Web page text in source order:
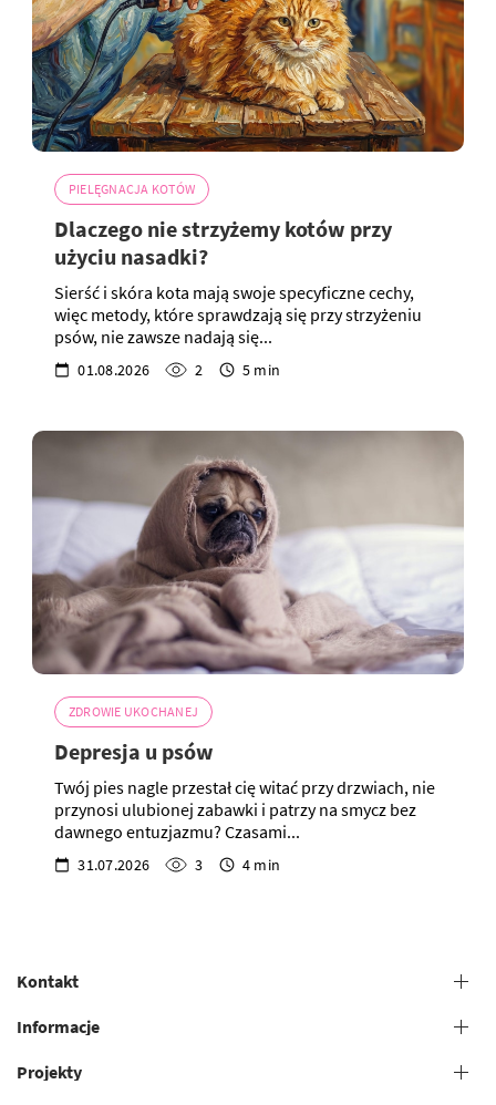
PIELĘGNACJA KOTÓW
Dlaczego nie strzyżemy kotów przy
użyciu nasadki?
Sierść i skóra kota mają swoje specyficzne cechy,
więc metody, które sprawdzają się przy strzyżeniu
psów, nie zawsze nadają się...
01.08.2026 2 5 min
ZDROWIE UKOCHANEJ
Depresja u psów
Twój pies nagle przestał cię witać przy drzwiach, nie
przynosi ulubionej zabawki i patrzy na smycz bez
dawnego entuzjazmu? Czasami...
31.07.2026 3 4 min
Kontakt
+38 (073) 606 74 43 Pielęgnacja
Informacje
Zasady ogólne świadczenia usług
Projekty